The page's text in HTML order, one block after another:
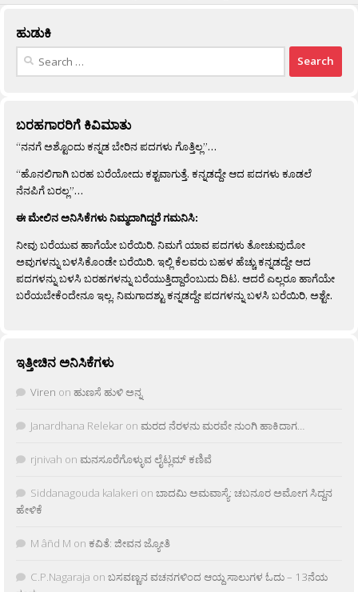
ಹುಡುಕಿ
Search
ಬರಹಗಾರರಿಗೆ ಕಿವಿಮಾತು
“ನನಗೆ ಅಶ್ಟೊಂದು ಕನ್ನಡ ಬೇರಿನ ಪದಗಳು ಗೊತ್ತಿಲ್ಲ”…
“ಹೊನಲಿಗಾಗಿ ಬರಹ ಬರೆಯೋದು ಕಶ್ಟವಾಗುತ್ತೆ. ಕನ್ನಡದ್ದೇ ಆದ ಪದಗಳು ಕೂಡಲೆ
ನೆನಪಿಗೆ ಬರಲ್ಲ”…
ಈ ಮೇಲಿನ ಅನಿಸಿಕೆಗಳು ನಿಮ್ಮದಾಗಿದ್ದರೆ ಗಮನಿಸಿ:
ನೀವು ಬರೆಯುವ ಹಾಗೆಯೇ ಬರೆಯಿರಿ. ನಿಮಗೆ ಯಾವ ಪದಗಳು ತೋಚುವುದೋ
ಅವುಗಳನ್ನು ಬಳಸಿಕೊಂಡೇ ಬರೆಯಿರಿ. ಇಲ್ಲಿ ಕೆಲವರು ಬಹಳ ಹೆಚ್ಚು ಕನ್ನಡದ್ದೇ ಆದ
ಪದಗಳನ್ನು ಬಳಸಿ ಬರಹಗಳನ್ನು ಬರೆಯುತ್ತಿದ್ದಾರೆಂಬುದು ದಿಟ. ಆದರೆ ಎಲ್ಲರೂ ಹಾಗೆಯೇ
ಬರೆಯಬೇಕೆಂದೇನೂ ಇಲ್ಲ. ನಿಮಗಾದಶ್ಟು ಕನ್ನಡದ್ದೇ ಪದಗಳನ್ನು ಬಳಸಿ ಬರೆಯಿರಿ, ಅಶ್ಟೇ.
ಇತ್ತೀಚಿನ ಅನಿಸಿಕೆಗಳು
Viren on ಹುಣಸೆ ಹುಳಿ ಅನ್ನ
Janardhana Relekar on ಮರದ ನೆರಳನು ಮರವೇ ನುಂಗಿ ಹಾಕಿದಾಗ…
rjnivah on ಮನಸೂರೆಗೊಳ್ಳುವ ಲೈಟ್ಲಮ್ ಕಣಿವೆ
Siddanagouda kalakeri on ಬಾದಮಿ ಅಮವಾಸ್ಯೆ: ಚಬನೂರ ಅಮೋಗ ಸಿದ್ದನ
ಹೇಳಿಕೆ
M âñd M on ಕವಿತೆ: ಜೀವನ ಜ್ಯೋತಿ
C.P.Nagaraja on ಬಸವಣ್ಣನ ವಚನಗಳಿಂದ ಆಯ್ದ ಸಾಲುಗಳ ಓದು – 13ನೆಯ